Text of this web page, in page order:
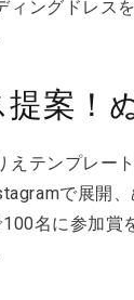
ングドレス
案！
テンプレー
で展開
名に参加賞